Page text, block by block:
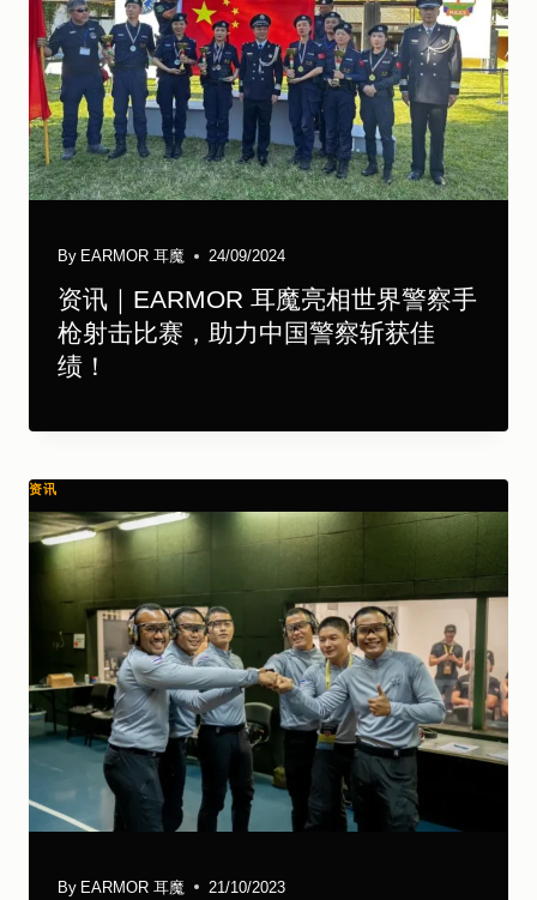
By EARMOR 耳魔 24/09/2024
资讯｜EARMOR 耳魔亮相世界警察手
枪射击比赛，助力中国警察斩获佳
绩！
资讯
By EARMOR 耳魔 21/10/2023